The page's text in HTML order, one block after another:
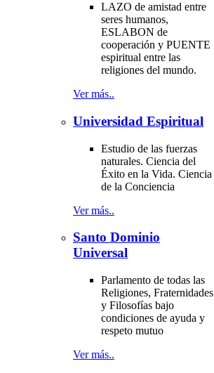
LAZO de amistad entre
seres humanos,
ESLABON de
cooperación y PUENTE
espiritual entre las
religiones del mundo.
Ver más..
Universidad Espiritual
Estudio de las fuerzas
naturales. Ciencia del
Éxito en la Vida. Ciencia
de la Conciencia
Ver más..
Santo Dominio
Universal
Parlamento de todas las
Religiones, Fraternidades
y Filosofías bajo
condiciones de ayuda y
respeto mutuo
Ver más..